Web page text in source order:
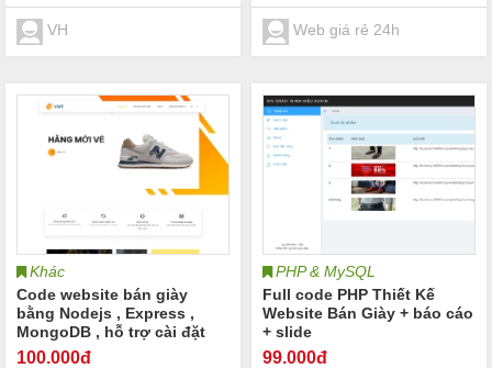
VH Web giá rẻ 24h
Khác
Code website bán giày
bằng Nodejs , Express ,
MongoDB , hỗ trợ cài đặt
miễn phí.
100.000đ
PHP & MySQL
Full code PHP Thiết Kế
Website Bán Giày + báo cáo
+ slide
99.000đ